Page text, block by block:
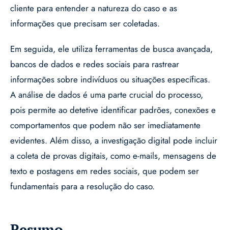
cliente para entender a natureza do caso e as
informações que precisam ser coletadas.
Em seguida, ele utiliza ferramentas de busca avançada,
bancos de dados e redes sociais para rastrear
informações sobre indivíduos ou situações específicas.
A análise de dados é uma parte crucial do processo,
pois permite ao detetive identificar padrões, conexões e
comportamentos que podem não ser imediatamente
evidentes. Além disso, a investigação digital pode incluir
a coleta de provas digitais, como e-mails, mensagens de
texto e postagens em redes sociais, que podem ser
fundamentais para a resolução do caso.